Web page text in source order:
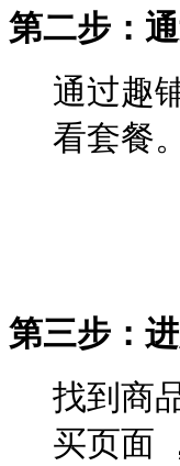
第二步：
通过趣
看套餐。
第三步：
找到商
买页面